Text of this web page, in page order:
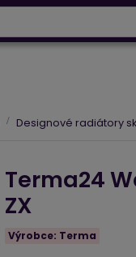
Designové radiátory
Terma24
ZX
Výrobce: Terma